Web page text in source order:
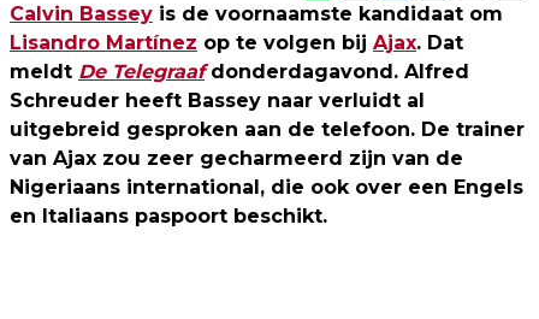
Calvin Bassey is de voornaamste kandidaat om
Lisandro Martínez op te volgen bij Ajax. Dat
meldt De Telegraaf donderdagavond. Alfred
Schreuder heeft Bassey naar verluidt al
uitgebreid gesproken aan de telefoon. De trainer
van Ajax zou zeer gecharmeerd zijn van de
Nigeriaans international, die ook over een Engels
en Italiaans paspoort beschikt.